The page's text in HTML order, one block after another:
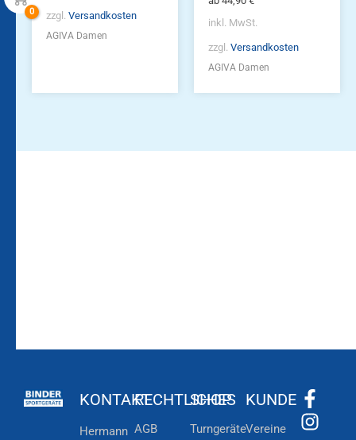
zzgl. Versandkosten
AGIVA Damen
inkl. MwSt.
zzgl. Versandkosten
AGIVA Damen
KONTAKT
Hermann
RECHTLICHES
AGB
SHOP
Turngeräte
KUNDE
Vereine